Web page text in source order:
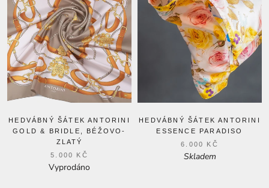
HEDVÁBNÝ ŠÁTEK ANTORINI
GOLD & BRIDLE, BÉŽOVO-
ZLATÝ
5.000 KČ
Vyprodáno
HEDVÁBNÝ ŠÁTEK ANTORINI
ESSENCE PARADISO
6.000 KČ
Skladem